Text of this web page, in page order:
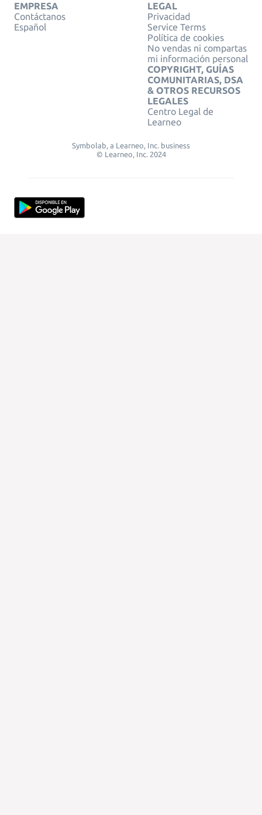
EMPRESA
Contáctanos
Español
LEGAL
Privacidad
Service Terms
Política de cookies
No vendas ni compartas
mi información personal
COPYRIGHT, GUÍAS
COMUNITARIAS, DSA
& OTROS RECURSOS
LEGALES
Centro Legal de
Learneo
Symbolab, a Learneo, Inc. business
© Learneo, Inc. 2024